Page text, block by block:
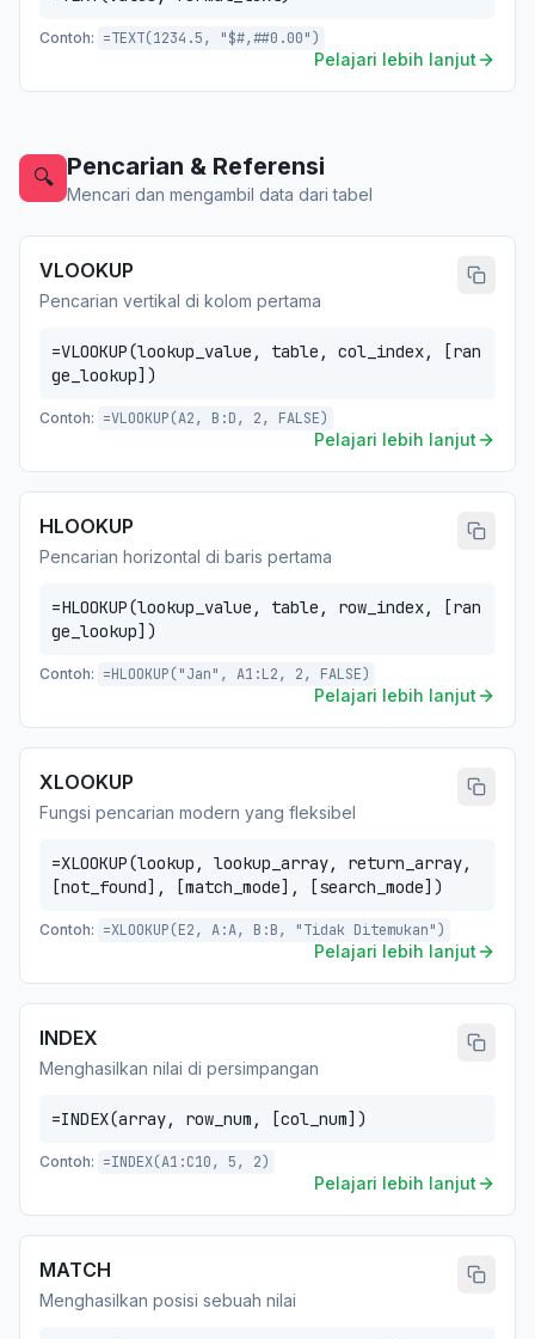
Contoh: =TEXT(1234.5, "$#,##0.00")
Pelajari lebih lanjut
🔍 Pencarian & Referensi
Mencari dan mengambil data dari tabel
VLOOKUP
Pencarian vertikal di kolom pertama
=VLOOKUP(lookup_value, table, col_index, [ran
ge_lookup])
Contoh: =VLOOKUP(A2, B:D, 2, FALSE)
Pelajari lebih lanjut
HLOOKUP
Pencarian horizontal di baris pertama
=HLOOKUP(lookup_value, table, row_index, [ran
ge_lookup])
Contoh: =HLOOKUP("Jan", A1:L2, 2, FALSE)
Pelajari lebih lanjut
XLOOKUP
Fungsi pencarian modern yang fleksibel
=XLOOKUP(lookup, lookup_array, return_array,
[not_found], [match_mode], [search_mode])
Contoh: =XLOOKUP(E2, A:A, B:B, "Tidak Ditemukan")
Pelajari lebih lanjut
INDEX
Menghasilkan nilai di persimpangan
=INDEX(array, row_num, [col_num])
Contoh: =INDEX(A1:C10, 5, 2)
Pelajari lebih lanjut
MATCH
Menghasilkan posisi sebuah nilai